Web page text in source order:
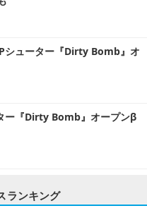
シューター『Dirty Bomb』オ
ー『Dirty Bomb』オープンβ
ランキング